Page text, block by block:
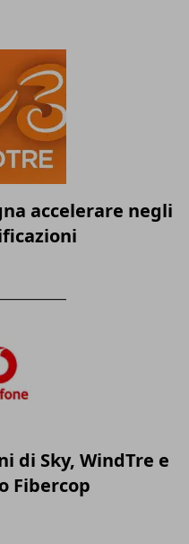
accelerare negli
di Sky, WindTre e
Fibercop